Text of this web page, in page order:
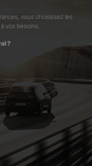
vous choisissez les
vos besoins.
?